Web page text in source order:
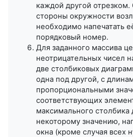
каждой другой
стороны окружности
необходимо напечатать
порядковый номер.
Для заданного массива
неотрицательных чисел
две столбиковых
одна под другой, с
пропорциональными
соответствующих
максимального
некоторому значению,
окна (кроме случая всех